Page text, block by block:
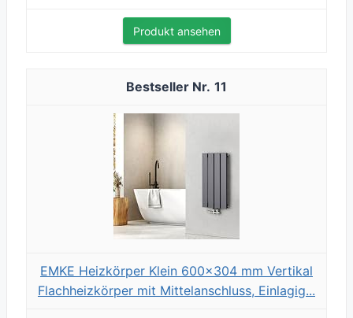
Produkt ansehen
11
EMKE Heizkörper Klein 600x304 mm Vertikal
Flachheizkörper mit Mittelanschluss, Einlagig...